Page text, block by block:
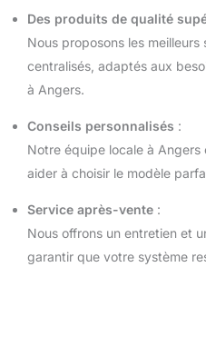
Des produits de qualité
Nous proposons les meilleurs
centralisés, adaptés aux
à Angers.
Conseils personnalisés :
Notre équipe locale à
aider à choisir le modèle
Service après-vente :
Nous offrons un entretien et
garantir que votre système